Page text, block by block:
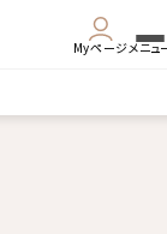
Myページメニュ